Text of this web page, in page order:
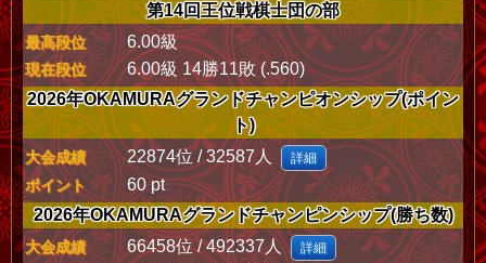
第14回王位戦棋士団の部
最高段位 6.00級
現在段位
6.00級 14勝11敗 (.560)
2026年OKAMURAグランドチャンピオンシップ(ポイン
ト)
大会成績 22874位 / 32587人 詳細
ポイント
60 pt
2026年OKAMURAグランドチャンピンシップ(勝ち数)
大会成績 66458位 / 492337人 詳細